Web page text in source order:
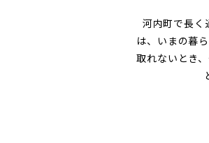
河内町で長く
は、いまの暮
取れないとき